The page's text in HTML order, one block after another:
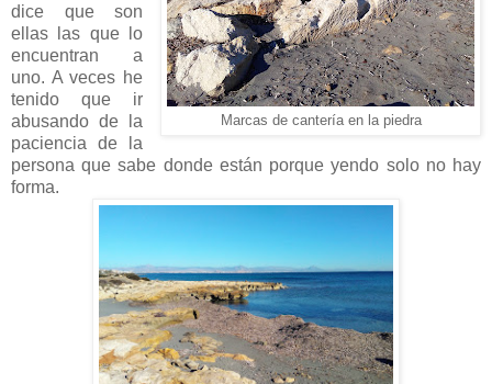
Marcas de cantería en la piedra
dice que son
ellas las que lo
encuentran a
uno. A veces he
tenido que ir
abusando de la
paciencia de la
persona que sabe donde están porque yendo solo no hay
forma.